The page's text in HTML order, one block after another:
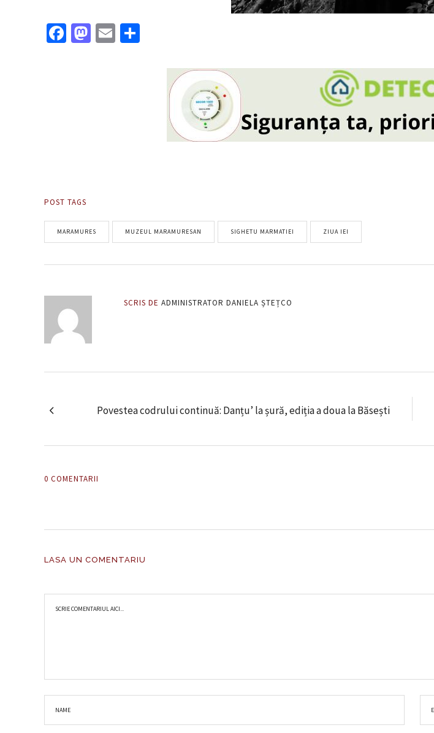
Facebook
Mastodon
Email
POST TAGS
MARAMURES MUZEUL MARAMURESAN SIGHETU MARMATIEI ZIUA IEI
SCRIS DE ADMINISTRATOR DANIELA ȘTEȚCO
Povestea codrului continuă: Danțu’ la șură, ediția a doua la Băsești
0 COMENTARII
LASA UN COMENTARIU